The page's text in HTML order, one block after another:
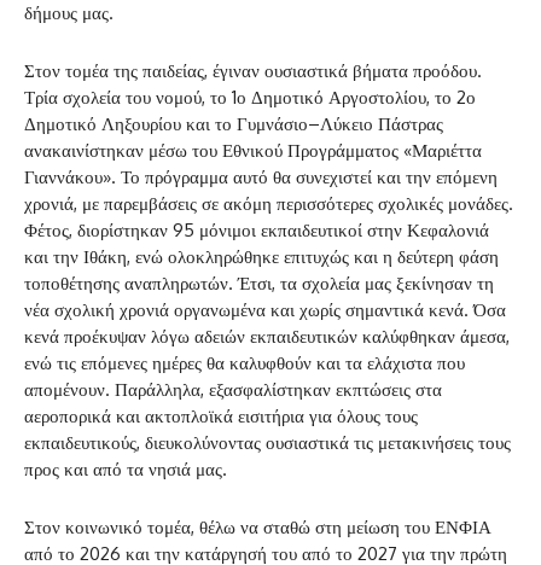
δήμους μας.
Στον τομέα της παιδείας, έγιναν ουσιαστικά βήματα προόδου.
Τρία σχολεία του νομού, το 1ο Δημοτικό Αργοστολίου, το 2ο
Δημοτικό Ληξουρίου και το Γυμνάσιο–Λύκειο Πάστρας
ανακαινίστηκαν μέσω του Εθνικού Προγράμματος «Μαριέττα
Γιαννάκου». Το πρόγραμμα αυτό θα συνεχιστεί και την επόμενη
χρονιά, με παρεμβάσεις σε ακόμη περισσότερες σχολικές μονάδες.
Φέτος, διορίστηκαν 95 μόνιμοι εκπαιδευτικοί στην Κεφαλονιά
και την Ιθάκη, ενώ ολοκληρώθηκε επιτυχώς και η δεύτερη φάση
τοποθέτησης αναπληρωτών. Έτσι, τα σχολεία μας ξεκίνησαν τη
νέα σχολική χρονιά οργανωμένα και χωρίς σημαντικά κενά. Όσα
κενά προέκυψαν λόγω αδειών εκπαιδευτικών καλύφθηκαν άμεσα,
ενώ τις επόμενες ημέρες θα καλυφθούν και τα ελάχιστα που
απομένουν. Παράλληλα, εξασφαλίστηκαν εκπτώσεις στα
αεροπορικά και ακτοπλοϊκά εισιτήρια για όλους τους
εκπαιδευτικούς, διευκολύνοντας ουσιαστικά τις μετακινήσεις τους
προς και από τα νησιά μας.
Στον κοινωνικό τομέα, θέλω να σταθώ στη μείωση του ΕΝΦΙΑ
από το 2026 και την κατάργησή του από το 2027 για την πρώτη